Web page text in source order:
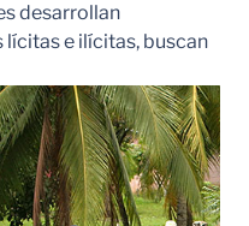
desarrollan
e ilícitas, buscan